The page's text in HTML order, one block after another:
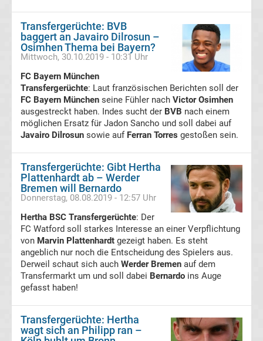
Holstein
Kiel
Transfergerüchte
Karlsruher
Transfergerüchte
Offenbach
Transfergerüchte
MSV
Duisburg
Transfergerüchte: BVB
baggert an Javairo Dilrosun –
Osimhen Thema bei Bayern?
Mittwoch, 30.10.2019 - 10:31 Uhr
FC Bayern München
Transfergerüchte: Laut französischen Berichten soll der
FC Bayern München seine Fühler nach Victor Osimhen
ausgestreckt haben. Indes sucht der BVB nach einem
möglichen Ersatz für Jadon Sancho und soll dabei auf
Javairo Dilrosun sowie auf Ferran Torres gestoßen sein.
Transfergerüchte: Gibt Hertha
Plattenhardt ab – Werder
Bremen will Bernardo
Donnerstag, 08.08.2019 - 12:57 Uhr
Hertha BSC Transfergerüchte: Der
FC Watford soll starkes Interesse an einer Verpflichtung
von Marvin Plattenhardt gezeigt haben. Es steht
angeblich nur noch die Entscheidung des Spielers aus.
Derweil schaut sich auch Werder Bremen auf dem
Transfermarkt um und soll dabei Bernardo ins Auge
gefasst haben!
Transfergerüchte: Hertha
wagt sich an Philipp ran –